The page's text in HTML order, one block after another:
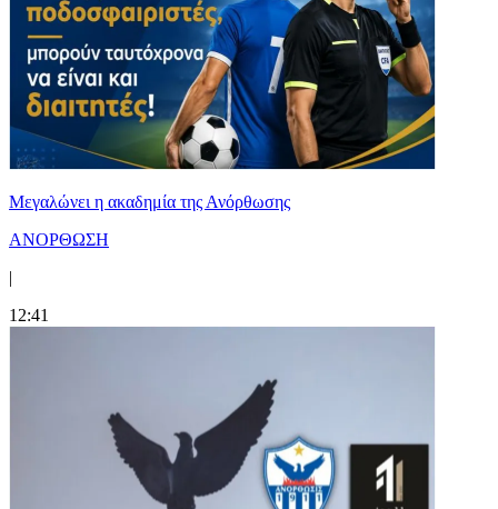
Μεγαλώνει η ακαδημία της Ανόρθωσης
ΑΝΟΡΘΩΣΗ
|
12:41